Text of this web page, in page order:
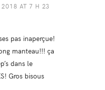
AT 7 H 23
pas inaperçue!
manteau!!! ça
dans le
Gros bisous